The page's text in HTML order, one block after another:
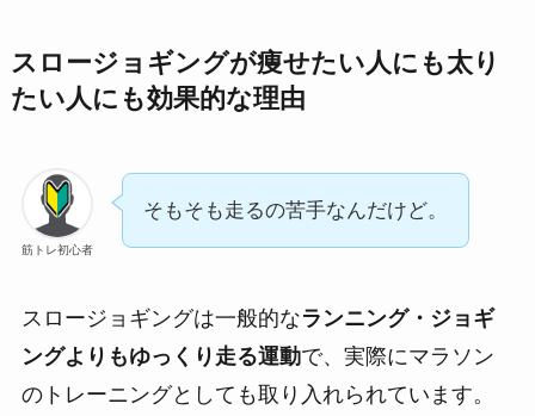
スロージョギングが痩せたい人にも太り
たい人にも効果的な理由
筋トレ初心者
そもそも走るの苦手なんだけど。
スロージョギングは一般的なランニング・ジョギ
ングよりもゆっくり走る運動で、実際にマラソン
のトレーニングとしても取り入れられています。